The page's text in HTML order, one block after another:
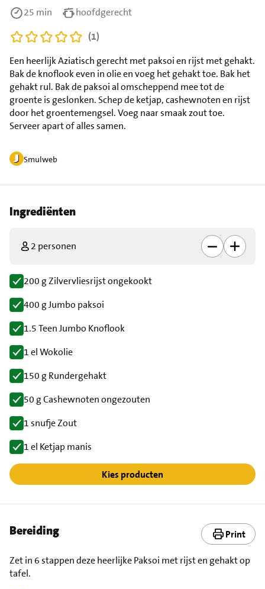
Smulweb
Een heerlijk Aziatisch gerecht met paksoi en rijst met gehakt.
Bak de knoflook even in olie en voeg het gehakt toe. Bak het
gehakt rul. Bak de paksoi al omscheppend mee tot de
groente is geslonken. Schep de ketjap, cashewnoten en rijst
door het groentemengsel. Voeg naar smaak zout toe.
Serveer apart of alles samen.
25 min
hoofdgerecht
(1)
Ingrediënten
2 personen
200 g Zilvervliesrijst ongekookt
400 g Jumbo paksoi
1.5 Teen Jumbo Knoflook
1 el Wokolie
150 g Rundergehakt
50 g Cashewnoten ongezouten
1 snufje Zout
1 el Ketjap manis
Kies producten
Bereiding Print
Zet in 6 stappen deze heerlijke Paksoi met rijst en gehakt op
tafel.